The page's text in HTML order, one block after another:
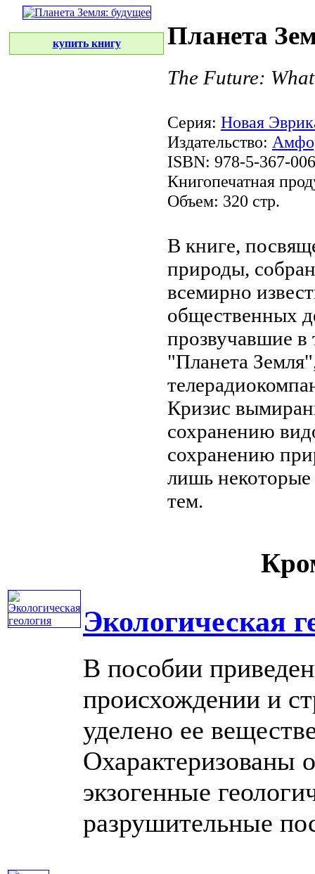
купить книгу Планета
The Future:
Серия: Новая
Издательство:
ISBN: 978-5-367-
Книгопечатная
Объем: 320 стр.
В книге,
природы,
всемирно
общественных
прозвучавшие в
"Планета
Кризис
сохранению
сохранению
лишь
тем.
Экологическая
В пособии
происхождении и
уделено ее
Охарактеризованы
экзогенные
разрушительные